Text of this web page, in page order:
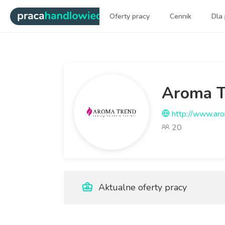
| Najlepsi ludzie sprzedaży
Oferty pracy Cennik Dla
Aroma
http://
20
Aktualne oferty pracy